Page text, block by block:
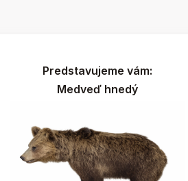
Predstavujeme vám:
Medveď hnedý